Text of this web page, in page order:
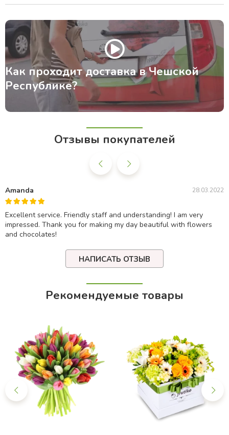
Как проходит доставка в Чешской
Республике?
Отзывы покупателей
Amanda 28.03.2022
Excellent service. Friendly staff and understanding! I am very
impressed. Thank you for making my day beautiful with flowers
and chocolates!
НАПИСАТЬ ОТЗЫВ
Рекомендуемые товары